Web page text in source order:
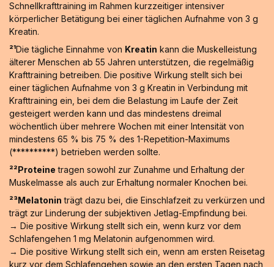
Schnellkrafttraining im Rahmen kurzzeitiger intensiver
körperlicher Betätigung bei einer täglichen Aufnahme von 3 g
Kreatin.
²¹Die tägliche Einnahme von Kreatin kann die Muskelleistung
älterer Menschen ab 55 Jahren unterstützen, die regelmäßig
Krafttraining betreiben. Die positive Wirkung stellt sich bei
einer täglichen Aufnahme von 3 g Kreatin in Verbindung mit
Krafttraining ein, bei dem die Belastung im Laufe der Zeit
gesteigert werden kann und das mindestens dreimal
wöchentlich über mehrere Wochen mit einer Intensität von
mindestens 65 % bis 75 % des 1-Repetition-Maximums
(**********) betrieben werden sollte.
²²Proteine tragen sowohl zur Zunahme und Erhaltung der
Muskelmasse als auch zur Erhaltung normaler Knochen bei.
²³Melatonin trägt dazu bei, die Einschlafzeit zu verkürzen und
trägt zur Linderung der subjektiven Jetlag-Empfindung bei.
→ Die positive Wirkung stellt sich ein, wenn kurz vor dem
Schlafengehen 1 mg Melatonin aufgenommen wird.
→ Die positive Wirkung stellt sich ein, wenn am ersten Reisetag
kurz vor dem Schlafengehen sowie an den ersten Tagen nach